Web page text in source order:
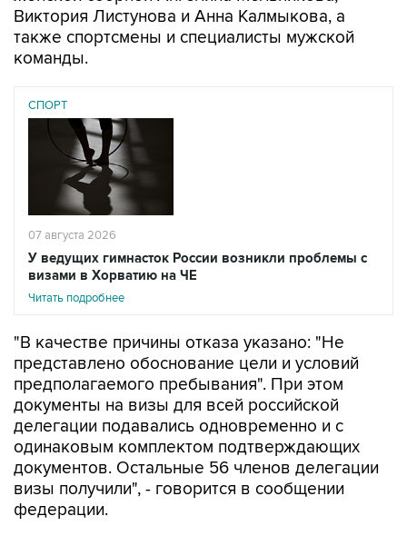
Виктория Листунова и Анна Калмыкова, а
также спортсмены и специалисты мужской
команды.
СПОРТ
07 августа 2026
У ведущих гимнасток России возникли проблемы с
визами в Хорватию на ЧЕ
Читать подробнее
"В качестве причины отказа указано: "Не
представлено обоснование цели и условий
предполагаемого пребывания". При этом
документы на визы для всей российской
делегации подавались одновременно и с
одинаковым комплектом подтверждающих
документов. Остальные 56 членов делегации
визы получили", - говорится в сообщении
федерации.